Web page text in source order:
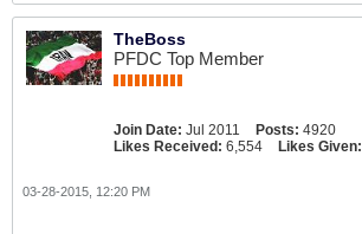
TheBoss
PFDC Top Member
Join Date: Jul 2011 Posts: 4920
Likes Received: 6,554 Likes Given:
03-28-2015, 12:20 PM